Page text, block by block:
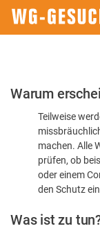
Bitte
dass
sind
Warum
Teilweise
machen. Alle
prüfen, ob
oder einem
den Schutz
Was ist zu